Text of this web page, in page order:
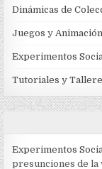
Dinámicas de
Juegos y
Experimentos
Tutoriales y
Experimentos
presunciones de la